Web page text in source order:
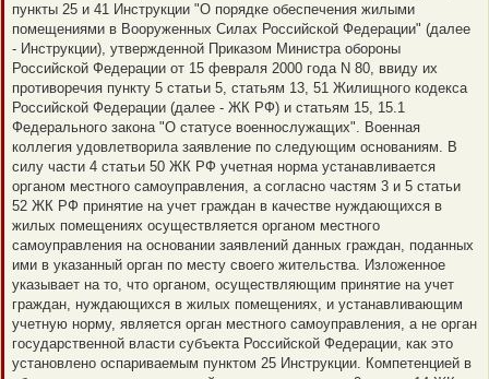
щ
е
н
и
е
пункты 25 и 41 Инструкции "О порядке обеспечения жилыми
помещениями в Вооруженных Силах Российской Федерации" (далее
- Инструкции), утвержденной Приказом Министра обороны
Российской Федерации от 15 февраля 2000 года N 80, ввиду их
противоречия пункту 5 статьи 5, статьям 13, 51 Жилищного кодекса
Российской Федерации (далее - ЖК РФ) и статьям 15, 15.1
Федерального закона "О статусе военнослужащих". Военная
коллегия удовлетворила заявление по следующим основаниям. В
силу части 4 статьи 50 ЖК РФ учетная норма устанавливается
органом местного самоуправления, а согласно частям 3 и 5 статьи
52 ЖК РФ принятие на учет граждан в качестве нуждающихся в
жилых помещениях осуществляется органом местного
самоуправления на основании заявлений данных граждан, поданных
ими в указанный орган по месту своего жительства. Изложенное
указывает на то, что органом, осуществляющим принятие на учет
граждан, нуждающихся в жилых помещениях, и устанавливающим
учетную норму, является орган местного самоуправления, а не орган
государственной власти субъекта Российской Федерации, как это
установлено оспариваемым пунктом 25 Инструкции. Компетенцией в